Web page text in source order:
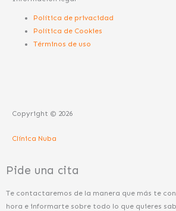
i
f
Política de privacidad
Política de Cookies
Términos de uso
Copyright © 2026
Clínica Nuba
Pide una cita
Te contactaremos de la manera que más te
hora e informarte sobre todo lo que quieres